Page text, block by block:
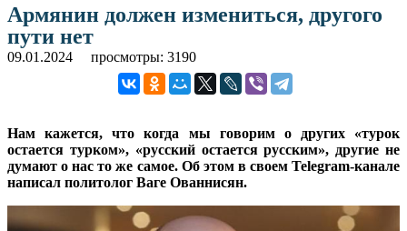
Армянин должен измениться, другого
пути нет
09.01.2024 просмотры: 3190
Нам кажется, что когда мы говорим о других «турок
остается турком», «русский остается русским», другие не
думают о нас то же самое. Об этом в своем Telegram-канале
написал политолог Ваге Ованнисян.